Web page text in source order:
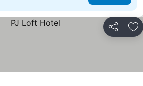
แชร์ เ